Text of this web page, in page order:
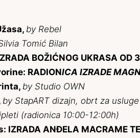
by Rebel
Tomić Bilan
BOŽIĆNOG UKRASA
RADIONICA IZRADE
by Studio OWN
by StapART dizajn, obrt za usluge
(radionica 10:00-12:00h)
IZRADA ANÐELA MACRAME